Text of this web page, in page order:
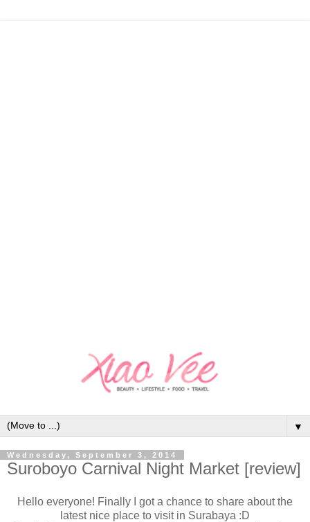
▼
Wednesday, September 3, 2014
Suroboyo Carnival Night Market [review]
Hello everyone! Finally I got a chance to share about the
latest nice place to visit in Surabaya :D